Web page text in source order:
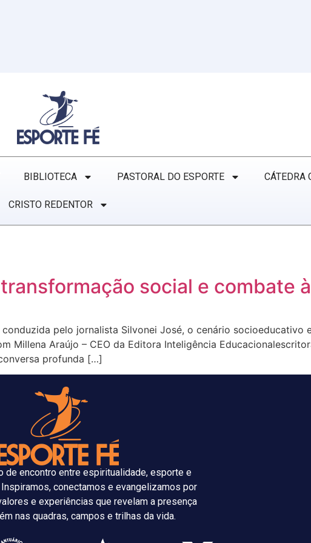
BIBLIOTECA PASTORAL DO ESPORTE CÁTEDRA
CRISTO REDENTOR
social e combate
pelo jornalista Silvonei José, o cenário socioeducativo
Millena Araújo – CEO da Editora Inteligência
profunda […]
de encontro entre espiritualidade, esporte e
conectamos e evangelizamos por
e experiências que revelam a presença
nas quadras, campos e trilhas da vida.